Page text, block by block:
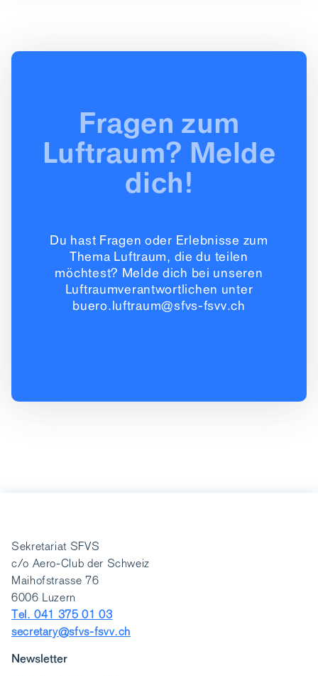
Fragen zum
Luftraum? Melde
dich!
Du hast Fragen oder Erlebnisse zum
Thema Luftraum, die du teilen
möchtest? Melde dich bei unseren
Luftraumverantwortlichen unter
buero.luftraum@sfvs-fsvv.ch
Sekretariat SFVS
c/o Aero-Club der Schweiz
Maihofstrasse 76
6006 Luzern
Tel. 041 375 01 03
secretary@sfvs-fsvv.ch
Newsletter